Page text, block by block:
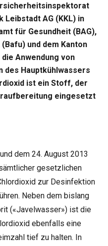
AG (KKL) in
für Gesundheit (BAG),
und dem Kanton
Anwendung von
des Hauptkühlwassers
ist ein Stoff, der
eingesetzt
dem 24. August 2013
gesetzlichen
zur Desinfektion
Neben dem bislang
(«Javelwasser») ist die
ebenfalls eine
tief zu halten. In